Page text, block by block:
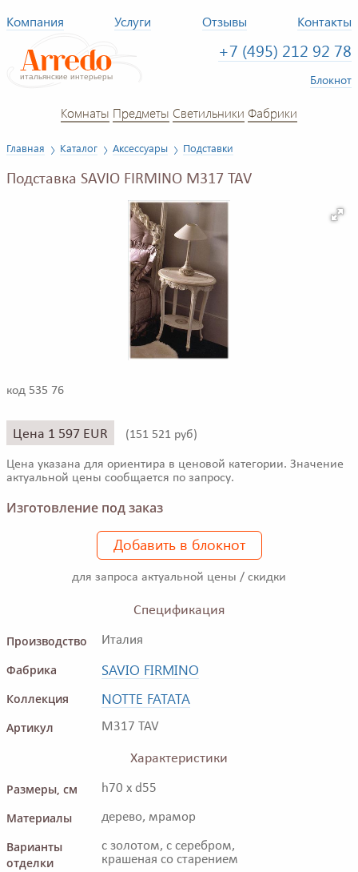
Компания Услуги Отзывы Контакты
+7 (495) 212 92 78
Блокнот
Комнаты Предметы Светильники Фабрики
Главная Каталог Аксессуары Подставки
Подставка SAVIO FIRMINO M317 TAV
код 535 76
Цена 1 597 EUR (151 521 руб)
Цена указана для ориентира в ценовой категории. Значение
актуальной цены сообщается по запросу.
Изготовление под заказ
Добавить в блокнот
для запроса актуальной цены / скидки
Спецификация
Производство
Италия
Фабрика SAVIO FIRMINO
Коллекция NOTTE FATATA
Артикул M317 TAV
Характеристики
Размеры, см
h70 x d55
Материалы дерево, мрамор
Варианты
отделки
с золотом, с серебром,
крашеная со старением